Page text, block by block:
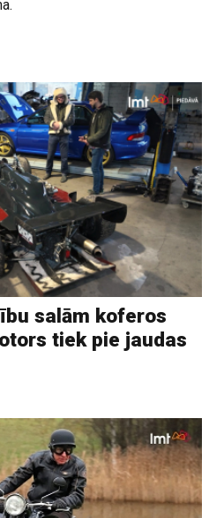
salām koferos
tiek pie jaudas